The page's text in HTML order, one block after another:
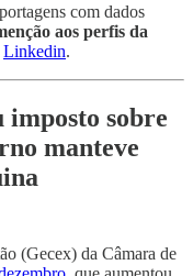
com dados
aos perfis da
Linkedin.
imposto sobre
manteve
(Gecex) da Câmara de